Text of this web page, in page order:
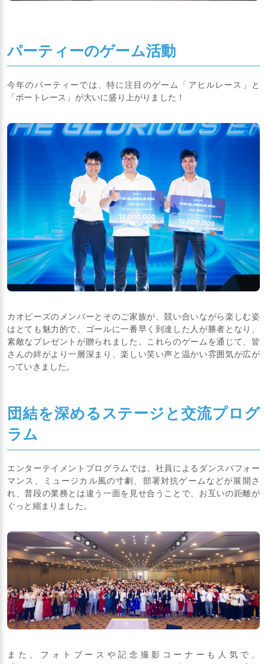
パーティーのゲーム活動
今年のパーティーでは、特に注目のゲーム「アヒルレース」と
「ボートレース」が大いに盛り上がりました！
カオピーズのメンバーとそのご家族が、競い合いながら楽しむ姿
はとても魅力的で、ゴールに一番早く到達した人が勝者となり、
素敵なプレゼントが贈られました。これらのゲームを通じて、皆
さんの絆がより一層深まり、楽しい笑い声と温かい雰囲気が広が
っていきました。
団結を深めるステージと交流プログ
ラム
エンターテイメントプログラムでは、社員によるダンスパフォー
マンス、ミュージカル風の寸劇、部署対抗ゲームなどが展開さ
れ、普段の業務とは違う一面を見せ合うことで、お互いの距離が
ぐっと縮まりました。
また、フォトブースや記念撮影コーナーも人気で、